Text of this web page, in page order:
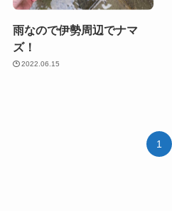
雨なので伊勢周辺でナマ
ズ！
2022.06.15
1